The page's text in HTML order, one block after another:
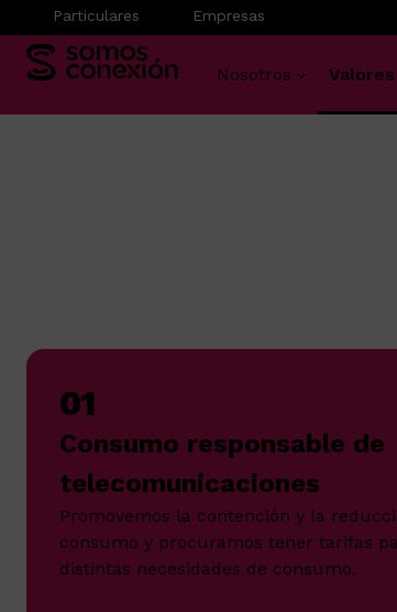
Particulares Empresas
Nosotros
01
Consumo responsable de
telecomunicaciones
Promovemos la contención y la
consumo y procuramos tener tarifas
distintas necesidades de consumo.